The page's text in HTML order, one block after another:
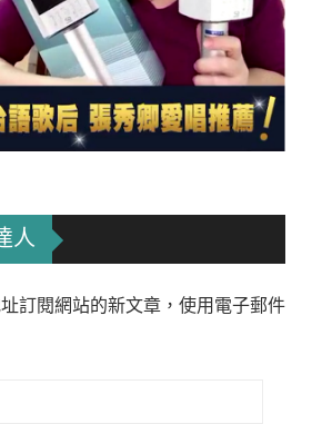
人
訂閱網站的新文章，使用電子郵件